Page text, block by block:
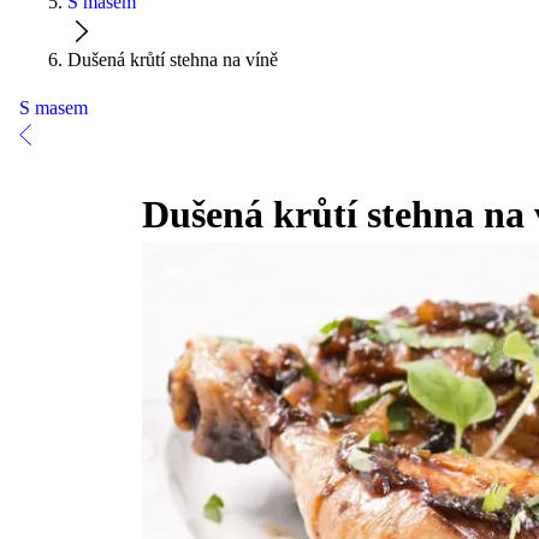
Dušená krůtí stehna na víně
S masem
Dušená krůtí stehna na